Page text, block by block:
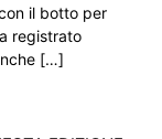
il botto per
registrato
[…]